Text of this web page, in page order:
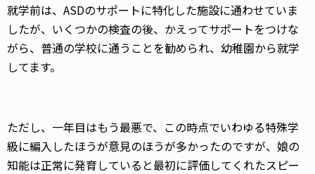
就学前は、ASDのサポートに特化した施設に通わせていま
したが、いくつかの検査の後、かえってサポートをつけな
がら、普通の学校に通うことを勧められ、幼稚園から就学
してます。
ただし、一年目はもう最悪で、この時点でいわゆる特殊学
級に編入したほうが意見のほうが多かったのですが、娘の
知能は正常に発育していると最初に評価してくれたスピー